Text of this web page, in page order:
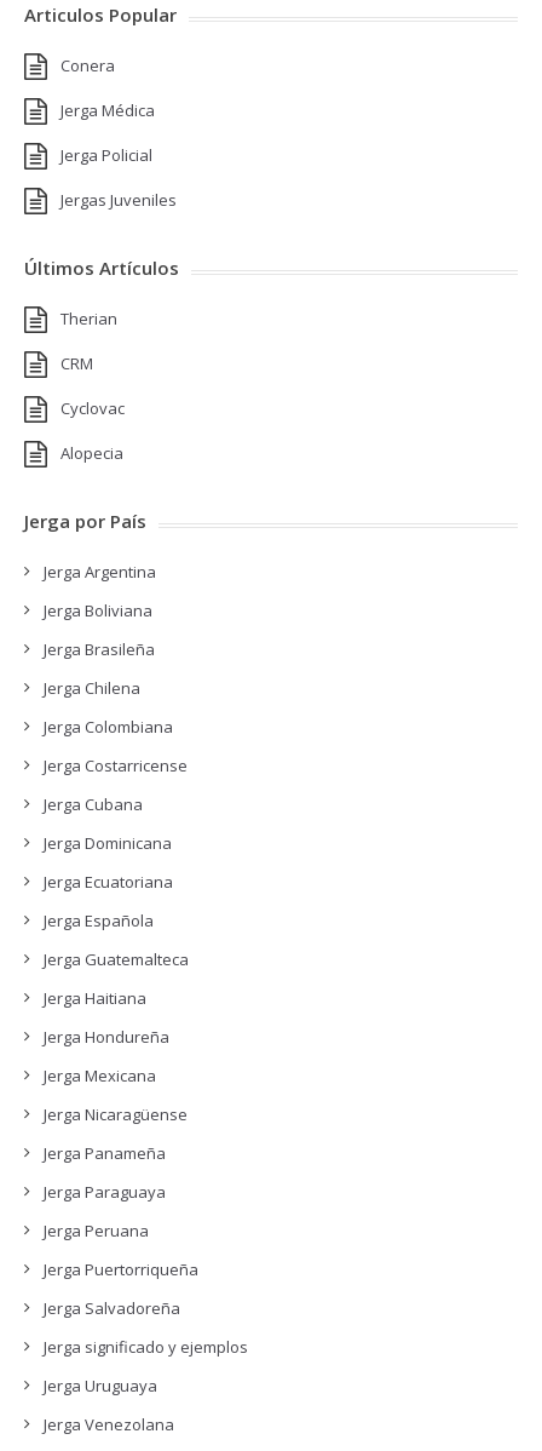
Articulos Popular
Conera
Jerga Médica
Jerga Policial
Jergas Juveniles
Últimos Artículos
Therian
CRM
Cyclovac
Alopecia
Jerga por País
Jerga Argentina
Jerga Boliviana
Jerga Brasileña
Jerga Chilena
Jerga Colombiana
Jerga Costarricense
Jerga Cubana
Jerga Dominicana
Jerga Ecuatoriana
Jerga Española
Jerga Guatemalteca
Jerga Haitiana
Jerga Hondureña
Jerga Mexicana
Jerga Nicaragüense
Jerga Panameña
Jerga Paraguaya
Jerga Peruana
Jerga Puertorriqueña
Jerga Salvadoreña
Jerga significado y ejemplos
Jerga Uruguaya
Jerga Venezolana